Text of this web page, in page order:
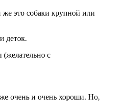
это собаки крупной или
деток.
(желательно с
очень и очень хороши. Но,